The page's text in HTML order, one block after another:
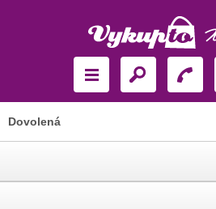
Dovolená